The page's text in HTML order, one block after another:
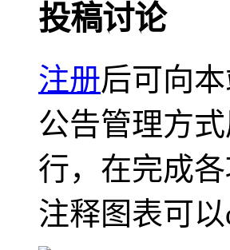
投稿讨论
注册后可向
公告管理方
行，在完成
注释图表可